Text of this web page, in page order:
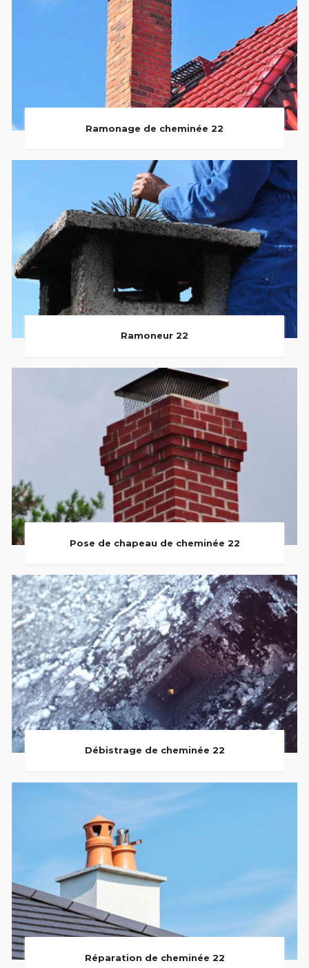
Ramonage de cheminée 22
Ramoneur 22
Pose de chapeau de cheminée 22
Débistrage de cheminée 22
Réparation de cheminée 22